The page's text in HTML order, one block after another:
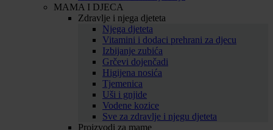
MAMA I DJECA
Zdravlje i njega djeteta
Njega djeteta
Vitamini i dodaci prehrani za djecu
Izbijanje zubića
Grčevi dojenčadi
Higijena nosića
Tjemenica
Uši i gnjide
Vodene kozice
Sve za zdravlje i njegu djeteta
Proizvodi za mame